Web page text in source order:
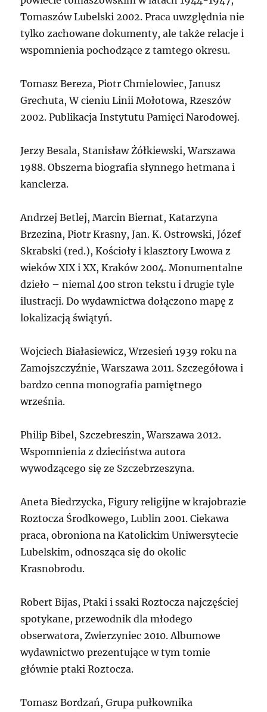
Tomaszów Lubelski 2002. Praca uwzględnia nie
tylko zachowane dokumenty, ale także relacje i
wspomnienia pochodzące z tamtego okresu.
Tomasz Bereza, Piotr Chmielowiec, Janusz
Grechuta, W cieniu Linii Mołotowa, Rzeszów
2002. Publikacja Instytutu Pamięci Narodowej.
Jerzy Besala, Stanisław Żółkiewski, Warszawa
1988. Obszerna biografia słynnego hetmana i
kanclerza.
Andrzej Betlej, Marcin Biernat, Katarzyna
Brzezina, Piotr Krasny, Jan. K. Ostrowski, Józef
Skrabski (red.), Kościoły i klasztory Lwowa z
wieków XIX i XX, Kraków 2004. Monumentalne
dzieło – niemal 400 stron tekstu i drugie tyle
ilustracji. Do wydawnictwa dołączono mapę z
lokalizacją świątyń.
Wojciech Białasiewicz, Wrzesień 1939 roku na
Zamojszczyźnie, Warszawa 2011. Szczegółowa i
bardzo cenna monografia pamiętnego
września.
Philip Bibel, Szczebreszin, Warszawa 2012.
Wspomnienia z dzieciństwa autora
wywodzącego się ze Szczebrzeszyna.
Aneta Biedrzycka, Figury religijne w krajobrazie
Roztocza Środkowego, Lublin 2001. Ciekawa
praca, obroniona na Katolickim Uniwersytecie
Lubelskim, odnosząca się do okolic
Krasnobrodu.
Robert Bijas, Ptaki i ssaki Roztocza najczęściej
spotykane, przewodnik dla młodego
obserwatora, Zwierzyniec 2010. Albumowe
wydawnictwo prezentujące w tym tomie
głównie ptaki Roztocza.
Tomasz Bordzań, Grupa pułkownika